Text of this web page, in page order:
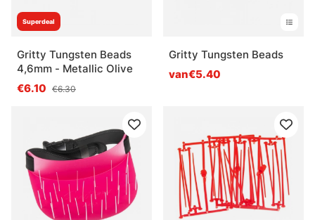
Superdeal
Gritty Tungsten Beads
4,6mm - Metallic Olive
€6.10 €6.30
Gritty Tungsten Beads
van€5.40